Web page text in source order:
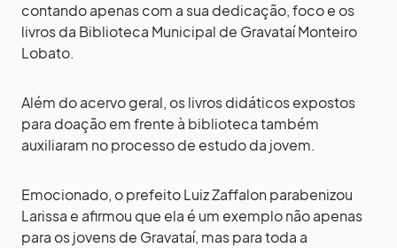
contando apenas com a sua dedicação, foco e os
livros da Biblioteca Municipal de Gravataí Monteiro
Lobato.
Além do acervo geral, os livros didáticos expostos
para doação em frente à biblioteca também
auxiliaram no processo de estudo da jovem.
Emocionado, o prefeito Luiz Zaffalon parabenizou
Larissa e afirmou que ela é um exemplo não apenas
para os jovens de Gravataí, mas para toda a